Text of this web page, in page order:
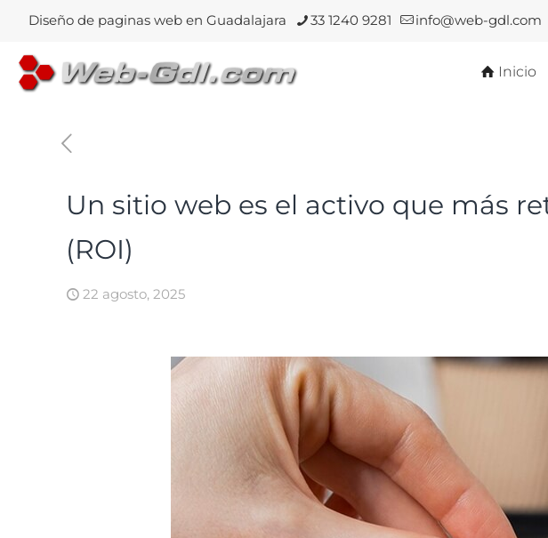
Diseño de paginas web en Guadalajara 33 1240 9281 info@web-gdl.com
Inicio
Un sitio web es el activo que más
(ROI)
22 agosto, 2025